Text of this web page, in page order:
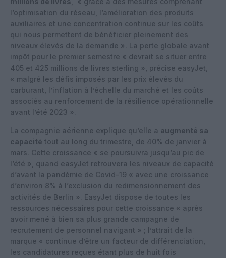
l’optimisation du réseau, l’amélioration des produits
auxiliaires et une concentration continue sur les coûts
qui nous permettent de bénéficier pleinement des
niveaux élevés de la demande ». La perte globale avant
impôt pour le premier semestre « devrait se situer entre
405 et 425 millions de livres sterling », précise easyJet,
« malgré les défis imposés par les prix élevés du
carburant, l’inflation à l’échelle du marché et les coûts
associés au renforcement de la résilience opérationnelle
avant l’été 2023 ».
La compagnie aérienne explique qu’elle a augmenté sa
capacité tout au long du trimestre, de 40% de janvier à
mars. Cette croissance « se poursuivra jusqu’au pic de
l’été », quand easyJet retrouvera les niveaux de capacité
d’avant la pandémie de Covid-19 « avec une croissance
d’environ 8% à l’exclusion du redimensionnement des
activités de Berlin ». EasyJet dispose de toutes les
ressources nécessaires pour cette croissance « après
avoir mené à bien sa plus grande campagne de
recrutement de personnel navigant » ; l’attrait de la
marque « continue d’être un facteur de différenciation,
les candidatures reçues étant plus de huit fois